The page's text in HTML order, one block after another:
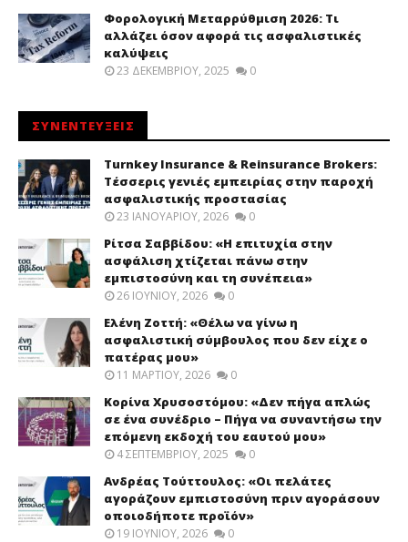
Φορολογική Μεταρρύθμιση 2026: Τι
αλλάζει όσον αφορά τις ασφαλιστικές
καλύψεις
23 ΔΕΚΕΜΒΡΊΟΥ, 2025 0
ΣΥΝΕΝΤΕΥΞΕΙΣ
Turnkey Insurance & Reinsurance Brokers:
Τέσσερις γενιές εμπειρίας στην παροχή
ασφαλιστικής προστασίας
23 ΙΑΝΟΥΑΡΊΟΥ, 2026 0
Ρίτσα Σαββίδου: «Η επιτυχία στην
ασφάλιση χτίζεται πάνω στην
εμπιστοσύνη και τη συνέπεια»
26 ΙΟΥΝΊΟΥ, 2026 0
Ελένη Ζοττή: «Θέλω να γίνω η
ασφαλιστική σύμβουλος που δεν είχε ο
πατέρας μου»
11 ΜΑΡΤΊΟΥ, 2026 0
Κορίνα Χρυσοστόμου: «Δεν πήγα απλώς
σε ένα συνέδριο – Πήγα να συναντήσω την
επόμενη εκδοχή του εαυτού μου»
4 ΣΕΠΤΕΜΒΡΊΟΥ, 2025 0
Ανδρέας Τούττουλος: «Οι πελάτες
αγοράζουν εμπιστοσύνη πριν αγοράσουν
οποιοδήποτε προϊόν»
19 ΙΟΥΝΊΟΥ, 2026 0